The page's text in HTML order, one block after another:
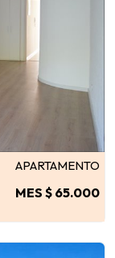
APARTAMENTO
MES $ 65.000